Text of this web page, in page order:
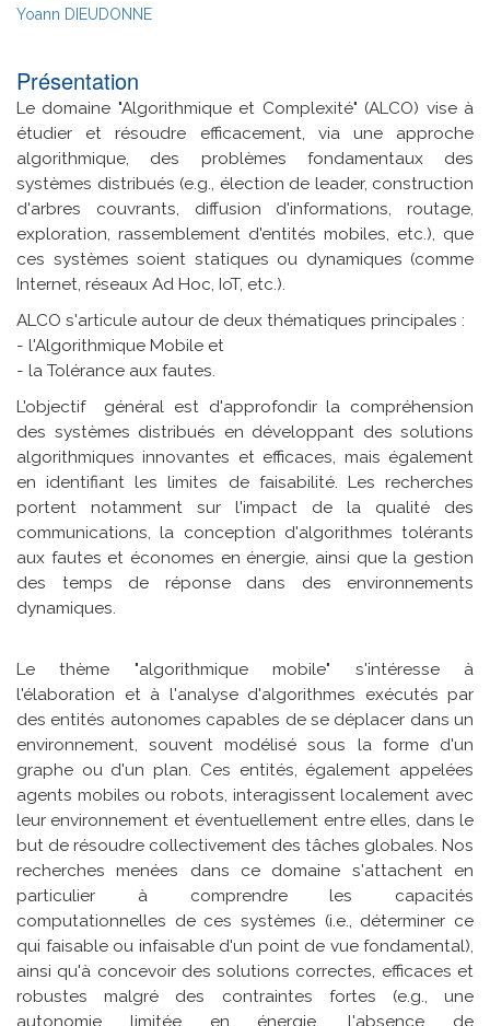
Yoann DIEUDONNE
Présentation
Le domaine "Algorithmique et Complexité" (ALCO) vise à
étudier et résoudre efficacement, via une approche
algorithmique, des problèmes fondamentaux des
systèmes distribués (e.g., élection de leader, construction
d'arbres couvrants, diffusion d'informations, routage,
exploration, rassemblement d'entités mobiles, etc.), que
ces systèmes soient statiques ou dynamiques (comme
Internet, réseaux Ad Hoc, IoT, etc.).
ALCO s'articule autour de deux thématiques principales :
- l'Algorithmique Mobile et
- la Tolérance aux fautes.
L'objectif général est d'approfondir la compréhension
des systèmes distribués en développant des solutions
algorithmiques innovantes et efficaces, mais également
en identifiant les limites de faisabilité. Les recherches
portent notamment sur l'impact de la qualité des
communications, la conception d'algorithmes tolérants
aux fautes et économes en énergie, ainsi que la gestion
des temps de réponse dans des environnements
dynamiques.
Le thème "algorithmique mobile" s'intéresse à
l'élaboration et à l'analyse d'algorithmes exécutés par
des entités autonomes capables de se déplacer dans un
environnement, souvent modélisé sous la forme d'un
graphe ou d'un plan. Ces entités, également appelées
agents mobiles ou robots, interagissent localement avec
leur environnement et éventuellement entre elles, dans le
but de résoudre collectivement des tâches globales. Nos
recherches menées dans ce domaine s'attachent en
particulier à comprendre les capacités
computationnelles de ces systèmes (i.e., déterminer ce
qui faisable ou infaisable d'un point de vue fondamental),
ainsi qu'à concevoir des solutions correctes, efficaces et
robustes malgré des contraintes fortes (e.g., une
autonomie limitée en énergie, l'absence de